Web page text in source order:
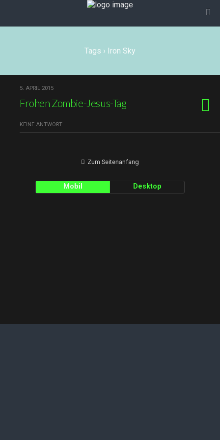
Tags › Iron Sky
5. APRIL 2015
Frohen Zombie-Jesus-Tag
KEINE ANTWORT
Zum Seitenanfang
Mobil Desktop